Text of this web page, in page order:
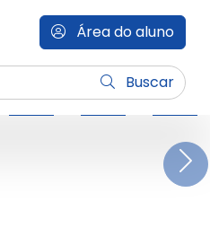
Área do aluno
Buscar